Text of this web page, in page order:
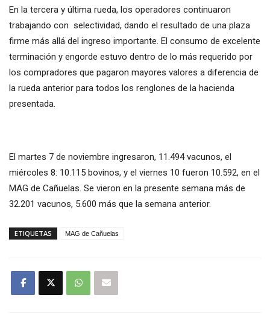
En la tercera y última rueda, los operadores continuaron
trabajando con selectividad, dando el resultado de una plaza
firme más allá del ingreso importante. El consumo de excelente
terminación y engorde estuvo dentro de lo más requerido por
los compradores que pagaron mayores valores a diferencia de
la rueda anterior para todos los renglones de la hacienda
presentada.
El martes 7 de noviembre ingresaron, 11.494 vacunos, el
miércoles 8: 10.115 bovinos, y el viernes 10 fueron 10.592, en el
MAG de Cañuelas. Se vieron en la presente semana más de
32.201 vacunos, 5.600 más que la semana anterior.
ETIQUETAS MAG de Cañuelas